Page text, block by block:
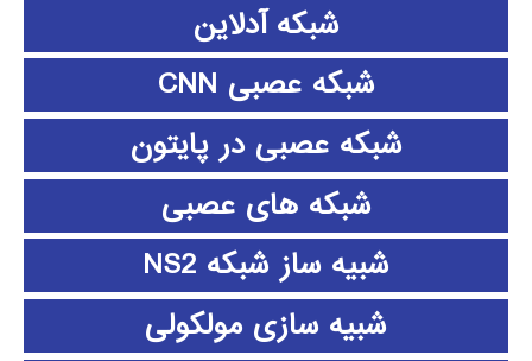
شبکه آدلاین
شبکه عصبی CNN
شبکه عصبی در پایتون
شبکه های عصبی
شبیه ساز شبکه NS2
شبیه سازی مولکولی